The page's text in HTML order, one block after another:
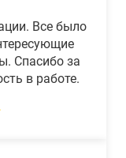
Все было
Спасибо за
в работе.